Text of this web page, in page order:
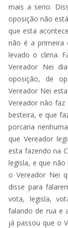
mais a serio.
oposição não
que esta
não é a primeira
levado o clima.
Vereador Nei
oposição, de
Vereador Nei
Vereador não faz
besteira, e que
porcaria
que Vereador
esta fazendo na
legisla, e que
o Vereador Nei
disse para
vota, legisla,
falando de rua e
já passou que o